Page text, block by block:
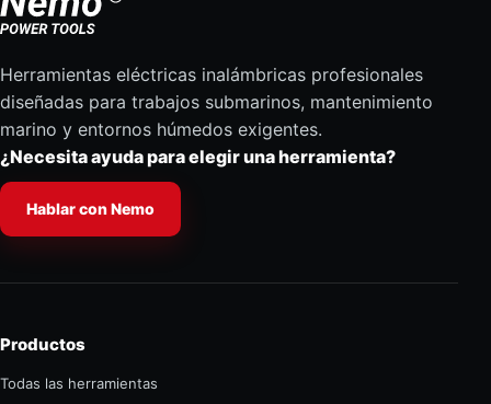
Herramientas eléctricas inalámbricas profesionales
diseñadas para trabajos submarinos, mantenimiento
marino y entornos húmedos exigentes.
¿Necesita ayuda para elegir una herramienta?
Hablar con Nemo
Productos
Todas las herramientas